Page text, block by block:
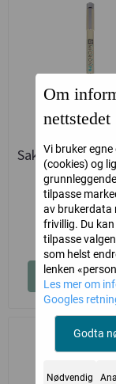
Sakura Pigma
Sepia
Sakura
46,-
Kjøp
Om
nettstedet
Vi bruker
(cookies) og
tilpasse
av brukerdata
frivillig. Du
tilpasse
som helst
lenken
Les mer om
Googles
Godta
Nødvendig